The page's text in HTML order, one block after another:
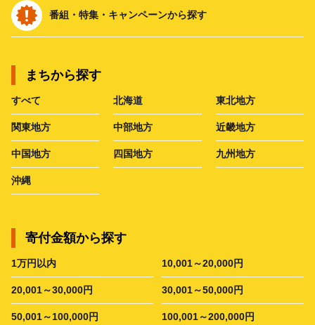
番組・特集・キャンペーンから探す
まちから探す
すべて 北海道 東北地方
関東地方 中部地方 近畿地方
中国地方 四国地方 九州地方
沖縄
寄付金額から探す
1万円以内 10,001～20,000円
20,001～30,000円 30,001～50,000円
50,001～100,000円 100,001～200,000円